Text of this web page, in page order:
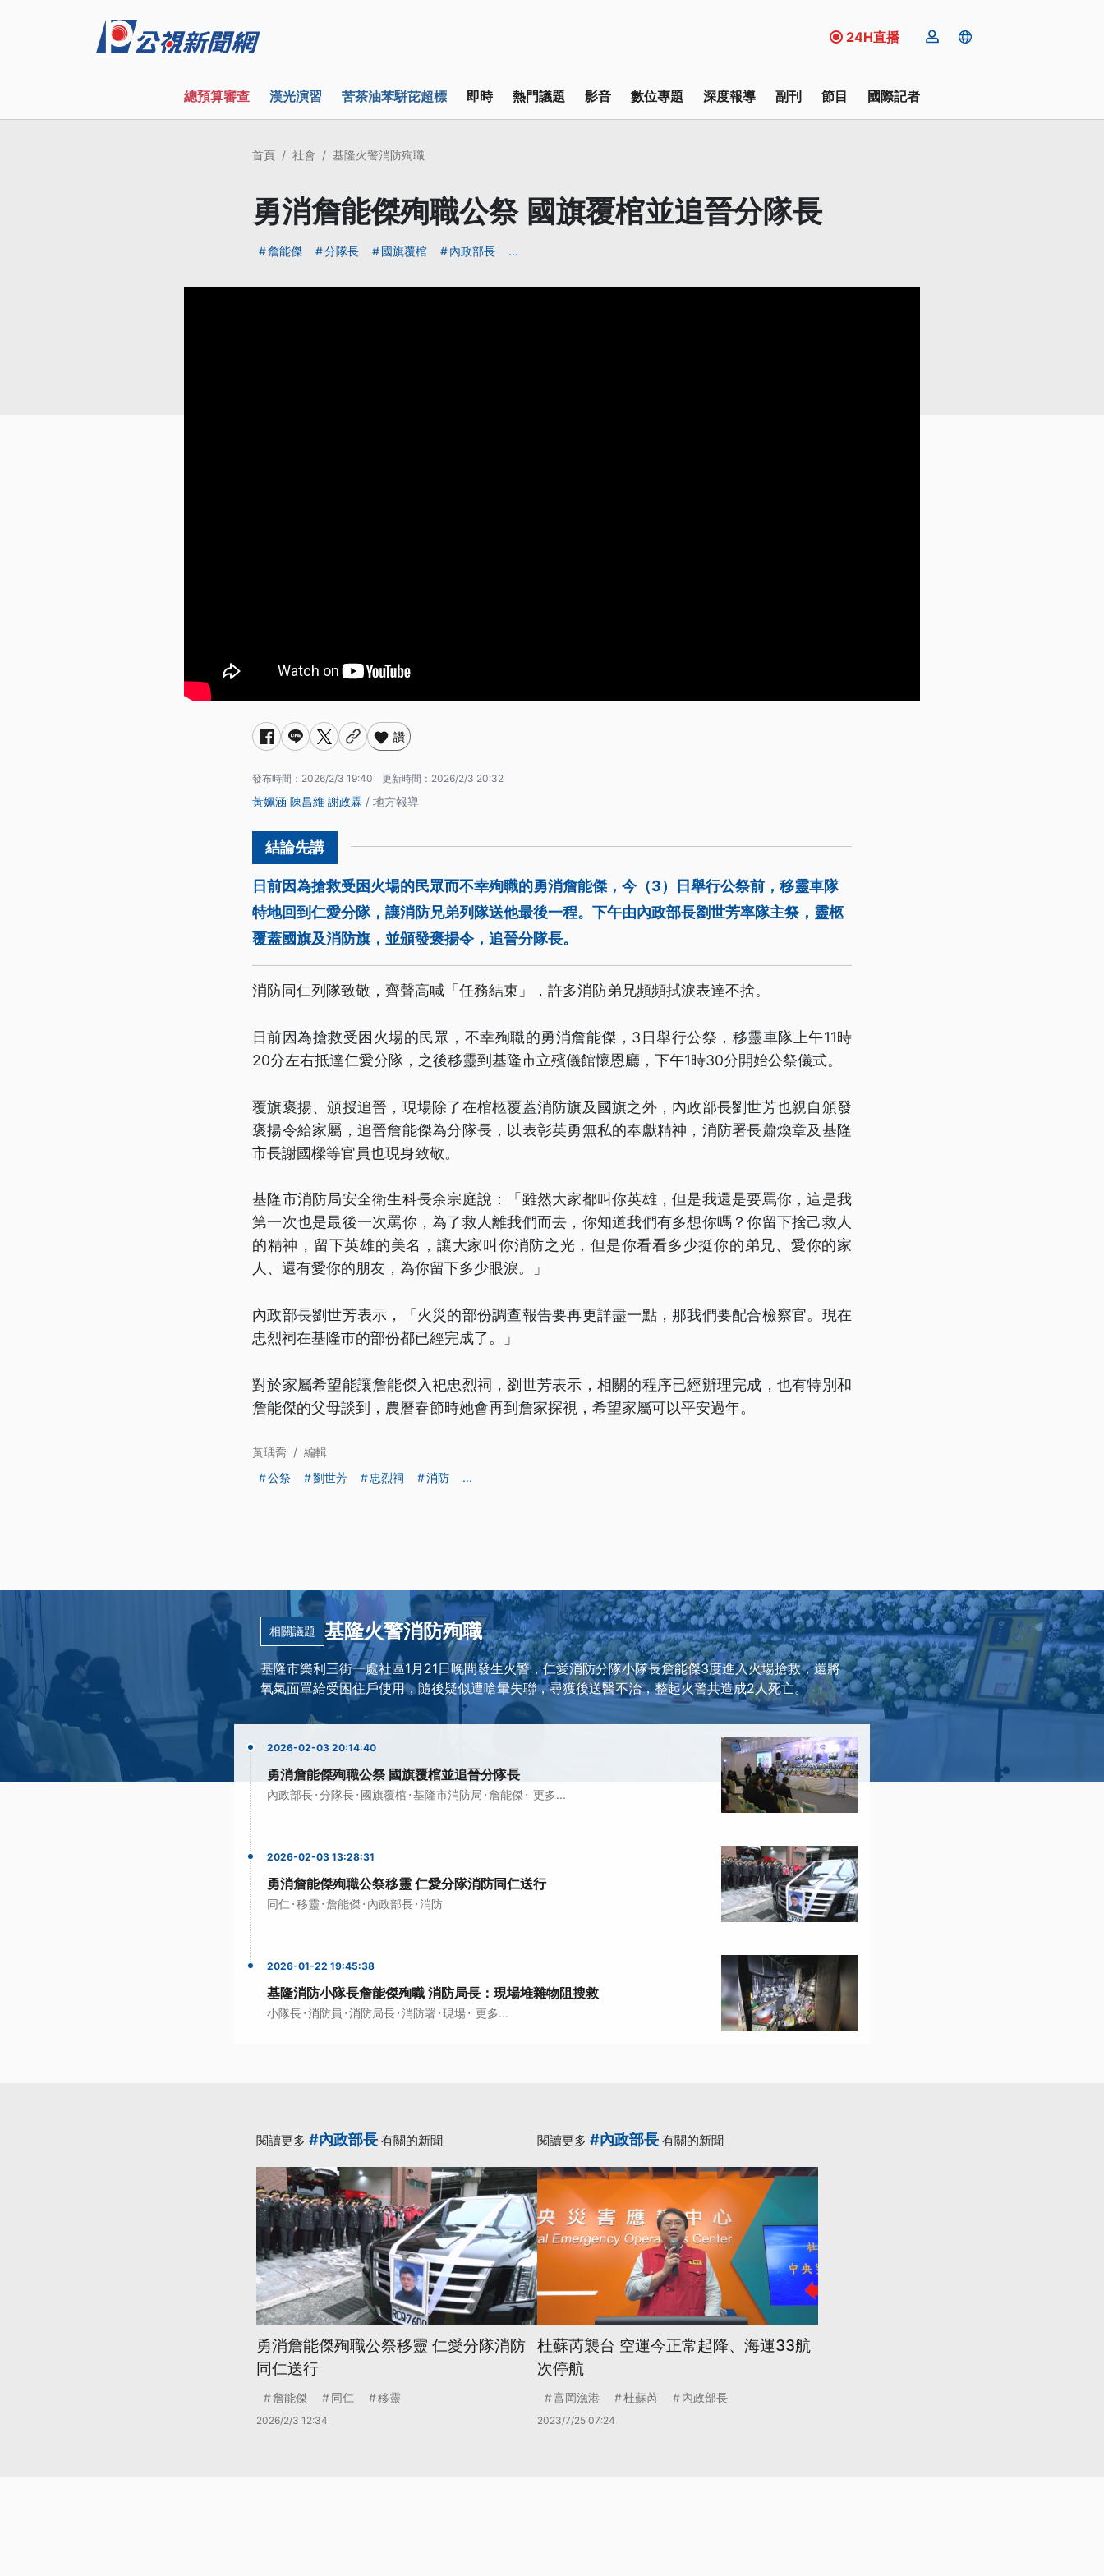
24H直播
總預算審查 漢光演習 苦茶油苯駢芘超標 即時 熱門議題 影音 數位專題 深度報導 副刊 節目 國際記者
首頁 社會 基隆火警消防殉職
勇消詹能傑殉職公祭 國旗覆棺並追晉分隊長
詹能傑 分隊長 國旗覆棺 內政部長 ...
讚
發布時間： 2026/2/3 19:40 更新時間： 2026/2/3 20:32
黃姵涵 陳昌維 謝政霖 / 地方報導
日前因為搶救受困火場的民眾而不幸殉職的勇消詹能傑，今（3）日舉行公祭前，移靈車隊
特地回到仁愛分隊，讓消防兄弟列隊送他最後一程。下午由內政部長劉世芳率隊主祭，靈柩
覆蓋國旗及消防旗，並頒發褒揚令，追晉分隊長。
消防同仁列隊致敬，齊聲高喊「任務結束」，許多消防弟兄頻頻拭淚表達不捨。
日前因為搶救受困火場的民眾，不幸殉職的勇消詹能傑，3日舉行公祭，移靈車隊上午11時
20分左右抵達仁愛分隊，之後移靈到基隆市立殯儀館懷恩廳，下午1時30分開始公祭儀式。
覆旗褒揚、頒授追晉，現場除了在棺柩覆蓋消防旗及國旗之外，內政部長劉世芳也親自頒發
褒揚令給家屬，追晉詹能傑為分隊長，以表彰英勇無私的奉獻精神，消防署長蕭煥章及基隆
市長謝國樑等官員也現身致敬。
基隆市消防局安全衛生科長余宗庭說：「雖然大家都叫你英雄，但是我還是要罵你，這是我
第一次也是最後一次罵你，為了救人離我們而去，你知道我們有多想你嗎？你留下捨己救人
的精神，留下英雄的美名，讓大家叫你消防之光，但是你看看多少挺你的弟兄、愛你的家
人、還有愛你的朋友，為你留下多少眼淚。」
內政部長劉世芳表示，「火災的部份調查報告要再更詳盡一點，那我們要配合檢察官。現在
忠烈祠在基隆市的部份都已經完成了。」
對於家屬希望能讓詹能傑入祀忠烈祠，劉世芳表示，相關的程序已經辦理完成，也有特別和
詹能傑的父母談到，農曆春節時她會再到詹家探視，希望家屬可以平安過年。
黃瑀喬 / 編輯
公祭
劉世芳 忠烈祠 消防 ...
相關議題 基隆火警消防殉職
基隆市樂利三街一處社區1月21日晚間發生火警，仁愛消防分隊小隊長詹能傑3度進入火場搶救，還將
氧氣面罩給受困住戶使用，隨後疑似遭嗆暈失聯，尋獲後送醫不治，整起火警共造成2人死亡。
2026-02-03 20:14:40
勇消詹能傑殉職公祭 國旗覆棺並追晉分隊長
內政部長·分隊長· 國旗覆棺 ·基隆市消防局 ·詹能傑· 更多...
2026-02-03 13:28:31
勇消詹能傑殉職公祭移靈 仁愛分隊消防同仁送行
同仁 ·移靈·詹能傑· 內政部長·消防
2026-01-22 19:45:38
基隆消防小隊長詹能傑殉職 消防局長：現場堆雜物阻搜救
小隊長·消防員 ·消防局長·消防署 ·現場· 更多...
閱讀更多 #內政部長 有關的新聞
勇消詹能傑殉職公祭移靈 仁愛分隊消防
同仁送行
詹能傑 同仁 移靈
2026/2/3 12:34
閱讀更多 #內政部長 有關的新聞
杜蘇芮襲台 空運今正常起降、海運33航
次停航
富岡漁港 杜蘇芮 內政部長
2023/7/25 07:24